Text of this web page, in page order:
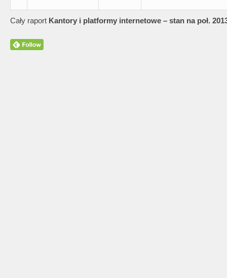
Cały raport Kantory i platformy internetowe – stan na poł.